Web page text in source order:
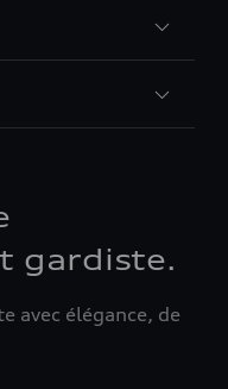
gardiste.
avec élégance, de